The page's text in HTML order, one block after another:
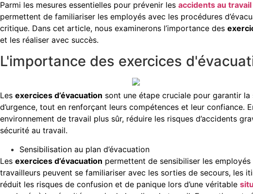
Parmi les mesures essentielles pour prévenir les accidents au travail
permettent de familiariser les employés avec les procédures
critique. Dans cet article, nous examinerons l’importance des
et les réaliser avec succès.
L'importance des exercices
Les exercices d’évacuation sont une étape cruciale pour garantir
d’urgence, tout en renforçant leurs compétences et leur confiance.
environnement de travail plus sûr, réduire les risques d’accidents
sécurité au travail.
Sensibilisation au plan d’évacuation
Les exercices d’évacuation permettent de sensibiliser les
travailleurs peuvent se familiariser avec les sorties de secours, les
réduit les risques de confusion et de panique lors d’une véritable